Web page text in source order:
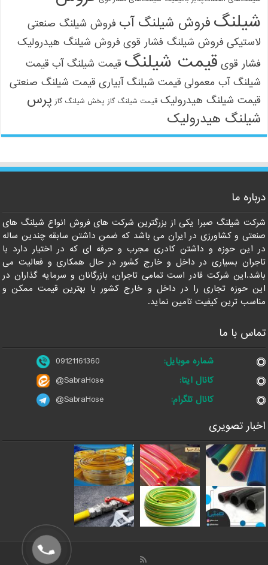
شیلنگ فروش شیلنگ آب فروش شیلنگ صنعتی
لاستیکی فروش شیلنگ فشار قوی فروش شیلنگ هیدرولیک
فشار قوی قیمت شیلنگ قیمت شیلنگ آب قیمت
شیلنگ آب معمولی قیمت شیلنگ آبیاری قیمت شیلنگ صنعتی
قیمت شیلنگ هیدرولیک قیمت شیلنگ گاز پخش شیلنگ گاز پرس
شیلنگ هیدرولیک
درباره ما
شرکت شیلنگ صبرا یکی از بزرگترین شرکت های فروش انواع شیلنگ های
صنعتی و کشاورزی در ایران می باشد که ضمن داشتن سابقه چندین ساله
در این حوزه و داشتن کادری مجرب و حرفه ای که در اختیار دارد با
تاجران بسیاری در داخل و خارج کشور در حال همکاری و فعالیت می
باشد.این شرکت قادر است تمامی تاجران، بازرگانان و سرمایه گذاران در
این حوزه تجاری را در داخل و خارج کشور با بهترین قیمت ممکن و
مناسب ترین کیفیت تامین نماید.
تماس با ما
شماره موبایل:
09121161360
کانال ایتا:
@SabraHose
کانال تلگرام:
@SabraHose
اخبار تصویری